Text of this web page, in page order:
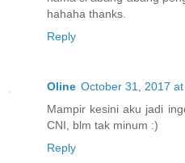
hahaha thanks.
Reply
Oline October 31, 2017 at
Mampir kesini aku jadi
CNI, blm tak minum :)
Reply